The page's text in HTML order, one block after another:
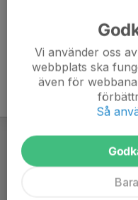
Vi använder oss
webbplats ska
även för
Så